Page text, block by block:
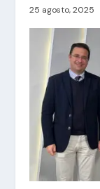
25 agosto, 2025